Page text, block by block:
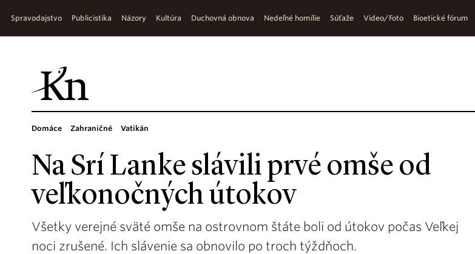
Spravodajstvo Publicistika Názory Kultúra Duchovná obnova Nedeľné homílie Súťaže Video/Foto Bioetické fórum
Domáce Zahraničné Vatikán
Na Srí Lanke slávili prvé omše od
veľkonočných útokov
Všetky verejné sväté omše na ostrovnom štáte boli od útokov počas Veľkej
noci zrušené. Ich slávenie sa obnovilo po troch týždňoch.